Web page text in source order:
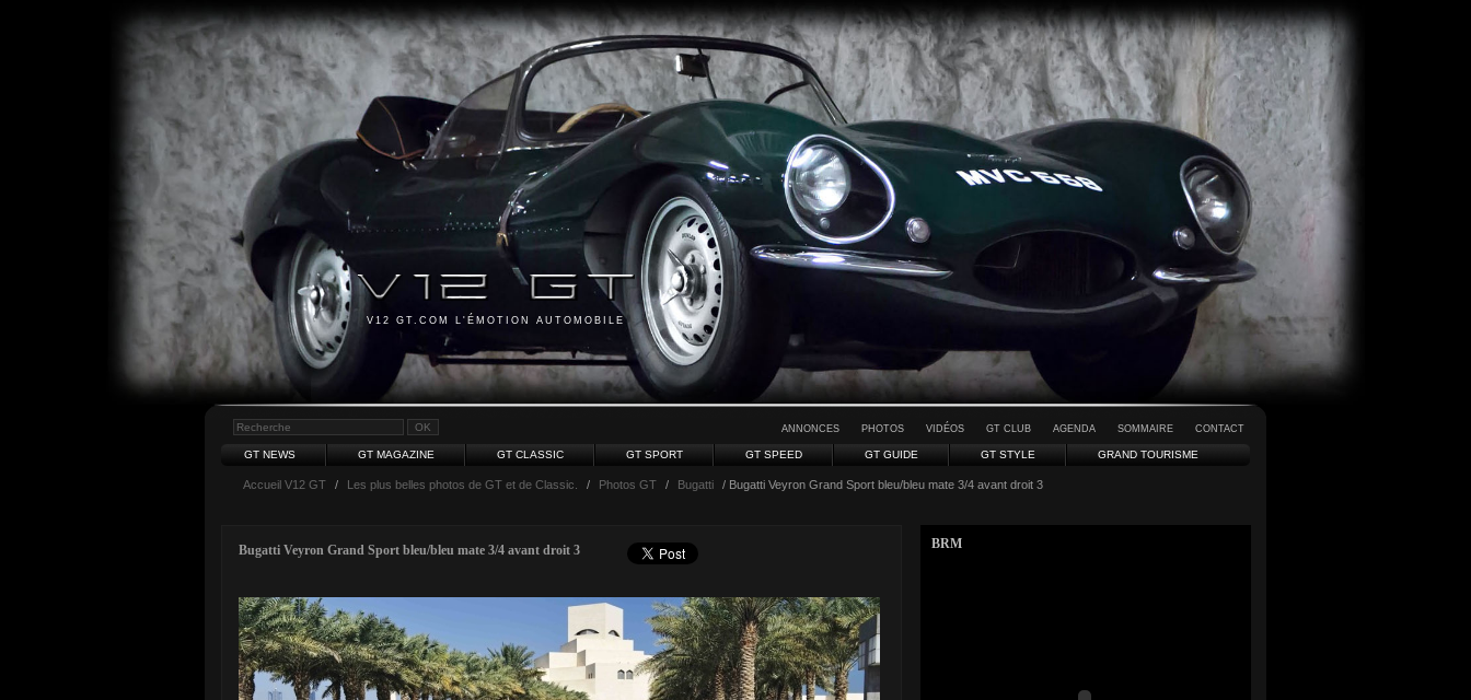
V12 GT.COM L'ÉMOTION AUTOMOBILE
ANNONCES PHOTOS VIDÉOS GT CLUB AGENDA SOMMAIRE CONTACT
GT NEWS GT MAGAZINE GT CLASSIC GT SPORT GT SPEED GT GUIDE GT STYLE GRAND TOURISME
Accueil V12 GT / Les plus belles photos de GT et de Classic. / Photos GT / Bugatti / Bugatti Veyron Grand Sport bleu/bleu mate 3/4 avant droit 3
Bugatti Veyron Grand Sport bleu/bleu mate 3/4 avant droit 3 BRM